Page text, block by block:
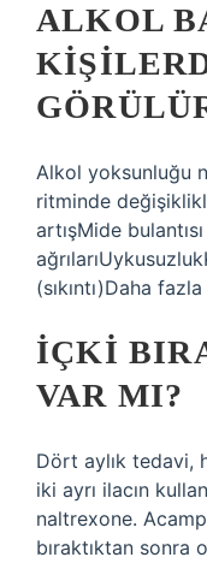
ALKOL
Alkol yoksunluğu
ritminde
artışMide
(sıkıntı)Daha
İÇKI
VAR MI?
Dört aylık tedavi,
iki ayrı ilacın
naltrexone.
bıraktıktan sonra